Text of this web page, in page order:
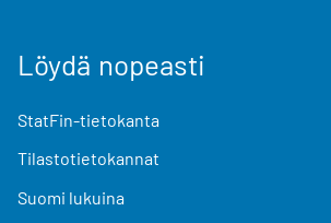
Löydä nopeasti
StatFin-tietokanta
Tilastotietokannat
Suomi lukuina